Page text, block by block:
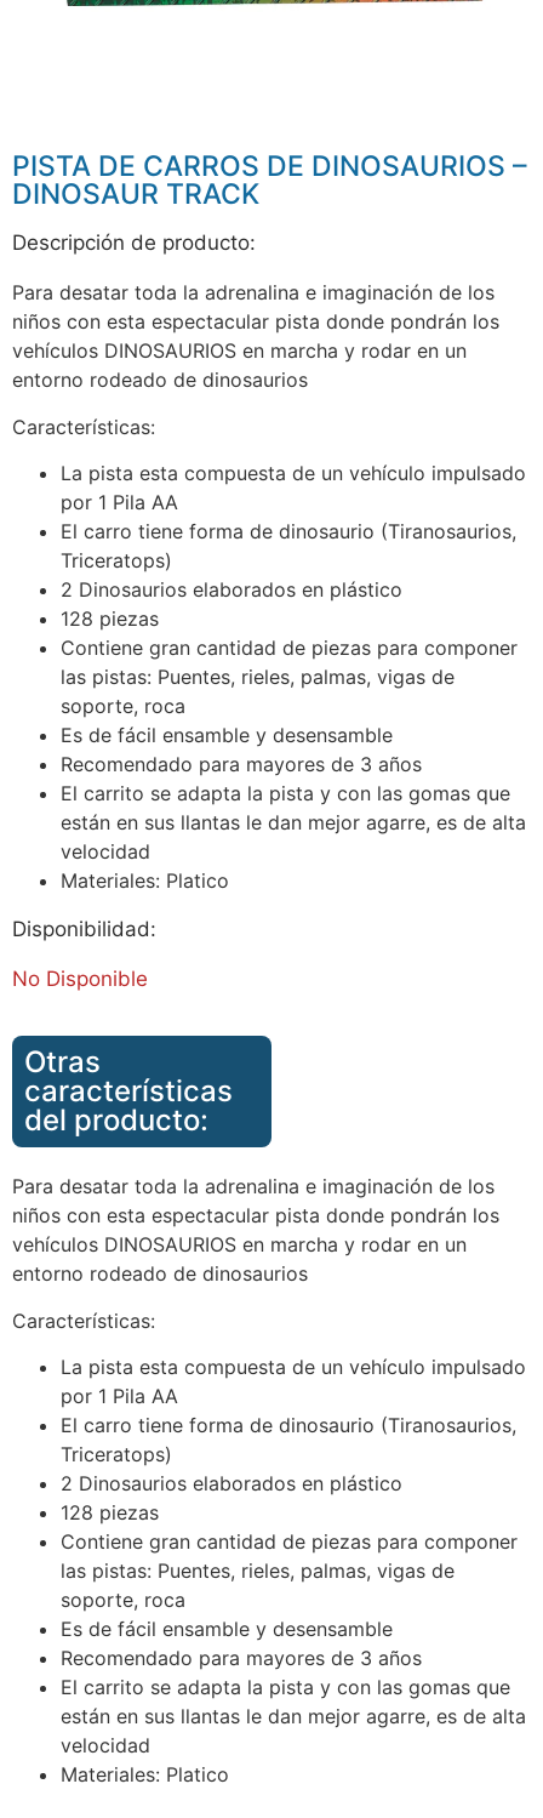
PISTA DE CARROS DE DINOSAURIOS –
DINOSAUR TRACK
Descripción de producto:
Para desatar toda la adrenalina e imaginación de los
niños con esta espectacular pista donde pondrán los
vehículos DINOSAURIOS en marcha y rodar en un
entorno rodeado de dinosaurios
Características:
La pista esta compuesta de un vehículo impulsado
por 1 Pila AA
El carro tiene forma de dinosaurio (Tiranosaurios,
Triceratops)
2 Dinosaurios elaborados en plástico
128 piezas
Contiene gran cantidad de piezas para componer
las pistas: Puentes, rieles, palmas, vigas de
soporte, roca
Es de fácil ensamble y desensamble
Recomendado para mayores de 3 años
El carrito se adapta la pista y con las gomas que
están en sus llantas le dan mejor agarre, es de alta
velocidad
Materiales: Platico
Disponibilidad:
No Disponible
Otras
características
del producto:
Para desatar toda la adrenalina e imaginación de los
niños con esta espectacular pista donde pondrán los
vehículos DINOSAURIOS en marcha y rodar en un
entorno rodeado de dinosaurios
Características:
La pista esta compuesta de un vehículo impulsado
por 1 Pila AA
El carro tiene forma de dinosaurio (Tiranosaurios,
Triceratops)
2 Dinosaurios elaborados en plástico
128 piezas
Contiene gran cantidad de piezas para componer
las pistas: Puentes, rieles, palmas, vigas de
soporte, roca
Es de fácil ensamble y desensamble
Recomendado para mayores de 3 años
El carrito se adapta la pista y con las gomas que
están en sus llantas le dan mejor agarre, es de alta
velocidad
Materiales: Platico